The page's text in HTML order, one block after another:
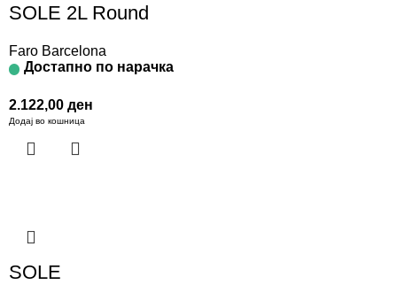
SOLE 2L Round
Faro Barcelona
Достапно по нарачка
2.122,00 ден
Додај во кошница
SOLE